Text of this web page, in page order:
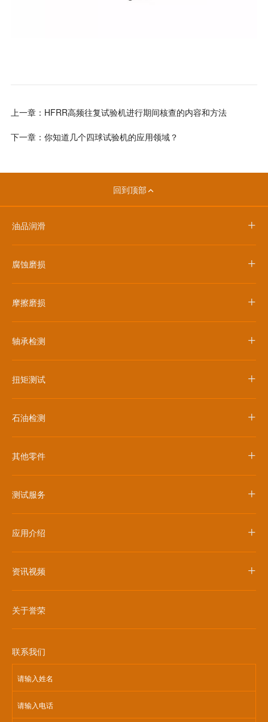
上一章：HFRR高频往复试验机进行期间核查的内容和方法
下一章：你知道几个四球试验机的应用领域？
回到顶部
油品润滑 +
腐蚀磨损 +
摩擦磨损 +
轴承检测 +
扭矩测试 +
石油检测 +
其他零件 +
测试服务 +
应用介绍 +
资讯视频 +
关于誉荣
联系我们